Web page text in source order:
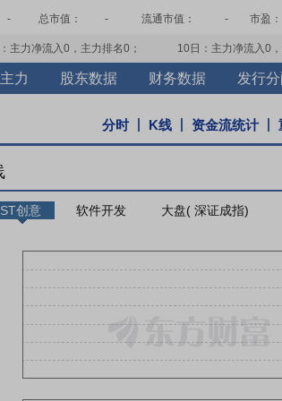
- 总市值： - 流通市值： - 市盈：
主力净流入0 ，主力排名0 ； 10日：主力净流入0
力 股东数据 财务数据 发行
分时 K线 资金流统计
ST创意 软件开发 大盘( 深证成指)